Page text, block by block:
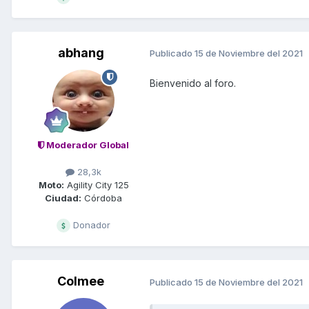
abhang
Moderador Global
28,3k
Moto: Agility City 125
Ciudad: Córdoba
Donador
Publicado 15 de Noviembre del 2021
Bienvenido al foro.
Colmee Publicado 15 de Noviembre del 2021